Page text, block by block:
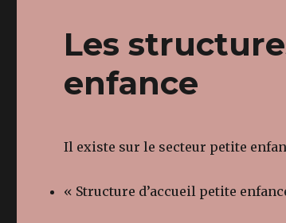
Les
enfance
Il existe sur le secteur petite
« Structure d’accueil petite